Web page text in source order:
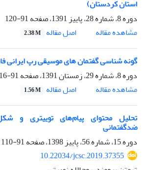
استان کردستان)
دوره 8، شماره 28، پاییز 1391، صفحه
91-120
مشاهده مقاله
اصل مقاله 2.38 M
گونه شناسی گفتمان های موسیقی رپ ایرانی
دوره 8، شماره 29، زمستان 1391، صفحه
91-116
مشاهده مقاله
اصل مقاله 1.56 M
تحلیل محتوای پیام‌های توییتری و
ضد‌گفتمانی
دوره 15، شماره 56، پاییز 1398، صفحه
91-110
10.22034/jcsc.2019.37355